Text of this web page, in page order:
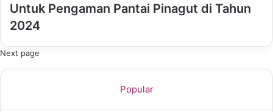
Untuk Pengaman Pantai Pinagut di Tahun
2024
Next page
Popular